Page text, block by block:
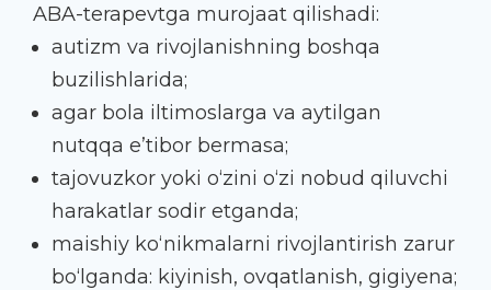
ABA-terapevtga murojaat qilishadi:
autizm va rivojlanishning boshqa
buzilishlarida;
agar bola iltimoslarga va aytilgan
nutqqa e’tibor bermasa;
tajovuzkor yoki o‘zini o‘zi nobud qiluvchi
harakatlar sodir etganda;
maishiy ko‘nikmalarni rivojlantirish zarur
bo‘lganda: kiyinish, ovqatlanish, gigiyena;